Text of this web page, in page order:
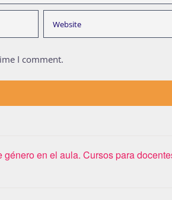
I comment.
género en el aula. Cursos para